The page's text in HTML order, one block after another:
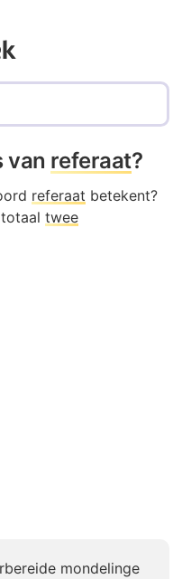
van referaat?
referaat betekent?
twee
mondelinge